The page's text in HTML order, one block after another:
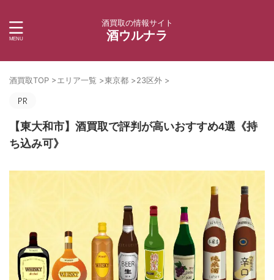
酒買取の情報サイト
酒ウルナラ
酒買取TOP >エリア一覧 >東京都 >23区外 >
【東大和市】酒買取で評判が高いおすすめ4選《持
ち込み可》